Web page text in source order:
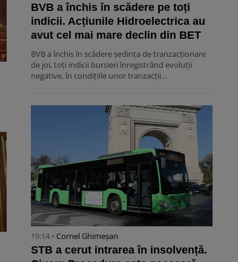
BVB a închis în scădere pe toți
indicii. Acțiunile Hidroelectrica au
avut cel mai mare declin din BET
BVB a închis în scădere ședința de tranzacționare
de joi, toți indicii bursieri înregistrând evoluții
negative, în condițiile unor tranzacții…
19:14 • Cornel Ghimeșan
STB a cerut intrarea în insolvență.